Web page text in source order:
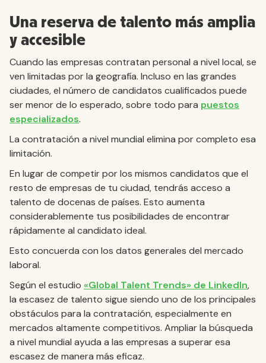
Una reserva de talento más amplia
y accesible
Cuando las empresas contratan personal a nivel local, se
ven limitadas por la geografía. Incluso en las grandes
ciudades, el número de candidatos cualificados puede
ser menor de lo esperado, sobre todo para puestos
especializados.
La contratación a nivel mundial elimina por completo esa
limitación.
En lugar de competir por los mismos candidatos que el
resto de empresas de tu ciudad, tendrás acceso a
talento de docenas de países. Esto aumenta
considerablemente tus posibilidades de encontrar
rápidamente al candidato ideal.
Esto concuerda con los datos generales del mercado
laboral.
Según el estudio «Global Talent Trends» de LinkedIn,
la escasez de talento sigue siendo uno de los principales
obstáculos para la contratación, especialmente en
mercados altamente competitivos. Ampliar la búsqueda
a nivel mundial ayuda a las empresas a superar esa
escasez de manera más eficaz.